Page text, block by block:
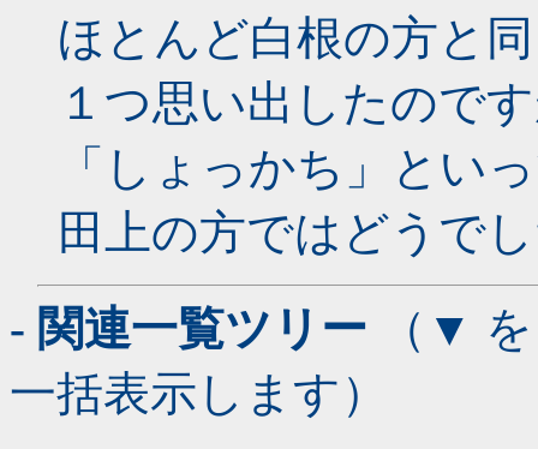
ほとんど白根の方と
１つ思い出したので
「しょっかち」とい
田上の方ではどうで
- 関連一覧ツリー （▼
一括表示します）